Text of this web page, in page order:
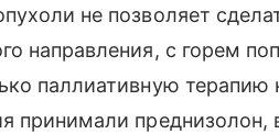
не позволяет
направления, с горем
паллиативную терапию
принимали